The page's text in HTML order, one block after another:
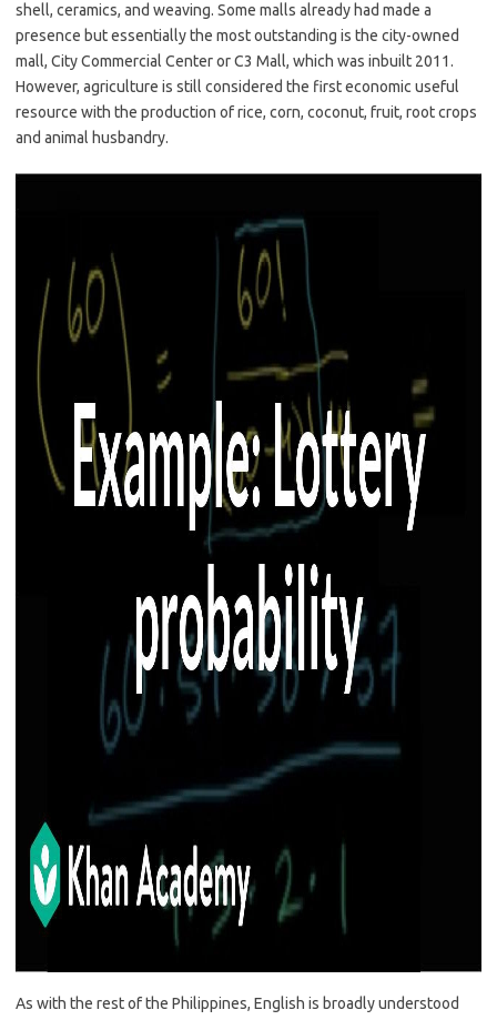
shell, ceramics, and weaving. Some malls already had made a
presence but essentially the most outstanding is the city-owned
mall, City Commercial Center or C3 Mall, which was inbuilt 2011.
However, agriculture is still considered the first economic useful
resource with the production of rice, corn, coconut, fruit, root crops
and animal husbandry.
As with the rest of the Philippines, English is broadly understood